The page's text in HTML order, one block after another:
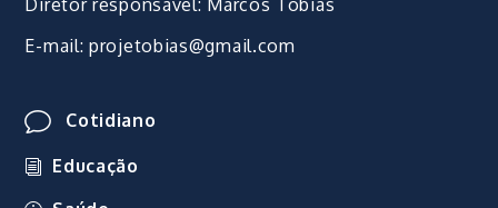
Diretor responsável: Marcos Tobias
E-mail: projetobias@gmail.com
Cotidiano
Educação